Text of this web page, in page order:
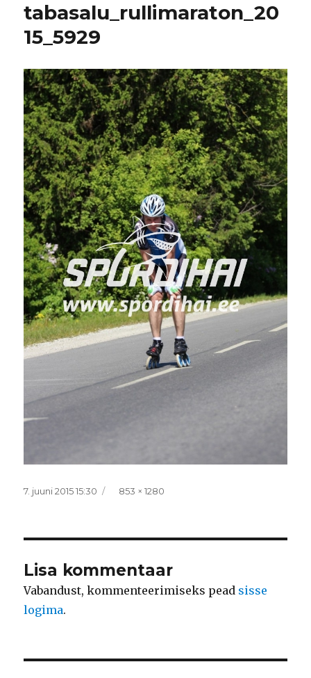
tabasalu_rullimaraton_20
15_5929
Postitatud
7. juuni 2015 15:30 Täissuurus
853 × 1280
Lisa kommentaar
Vabandust, kommenteerimiseks pead sisse
logima.